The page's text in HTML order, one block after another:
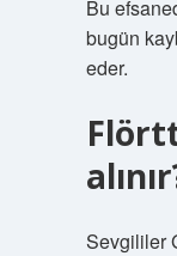
Bu
bugün
eder.
Sevgililer